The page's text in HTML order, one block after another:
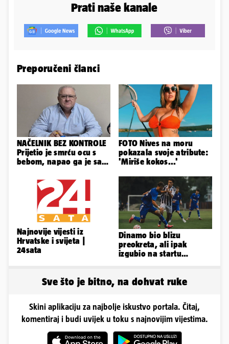
Prati naše kanale
Preporučeni članci
NAČELNIK BEZ KONTROLE
Prijetio je smrću ocu s
bebom, napao ga je sa
FOTO Nives na moru
pokazala svoje atribute:
'Miriše kokos...'
Najnovije vijesti iz
Hrvatske i svijeta |
24sata
Dinamo bio blizu
preokreta, ali ipak
izgubio na startu
Sve što je bitno, na dohvat ruke
Skini aplikaciju za najbolje iskustvo portala. Čitaj,
komentiraj i budi uvijek u toku s najnovijim vijestima.